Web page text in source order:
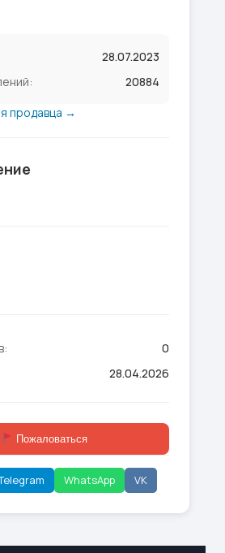
28.07.2023
20884
продавца →
0
28.04.2026
Пожаловаться
WhatsApp VK